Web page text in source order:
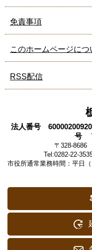
免責事項
このホームページにつ
RSS配信
法人番号
号
〒328-8686
Tel:0282-22-
市役所通常業務時間：平日